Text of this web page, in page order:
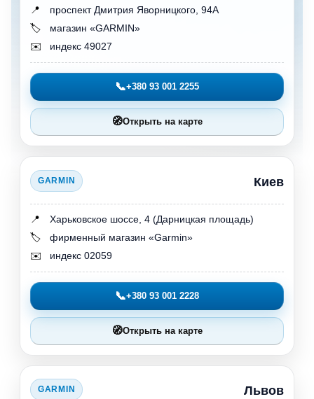
📍
проспект Дмитрия Яворницкого, 94А
🏷️
магазин «GARMIN»
✉️
индекс 49027
📞+380 93 001 2255
🧭Открыть на карте
GARMIN Киев
📍
Харьковское шоссе, 4 (Дарницкая площадь)
🏷️
фирменный магазин «Garmin»
✉️
индекс 02059
📞+380 93 001 2228
🧭Открыть на карте
GARMIN Львов